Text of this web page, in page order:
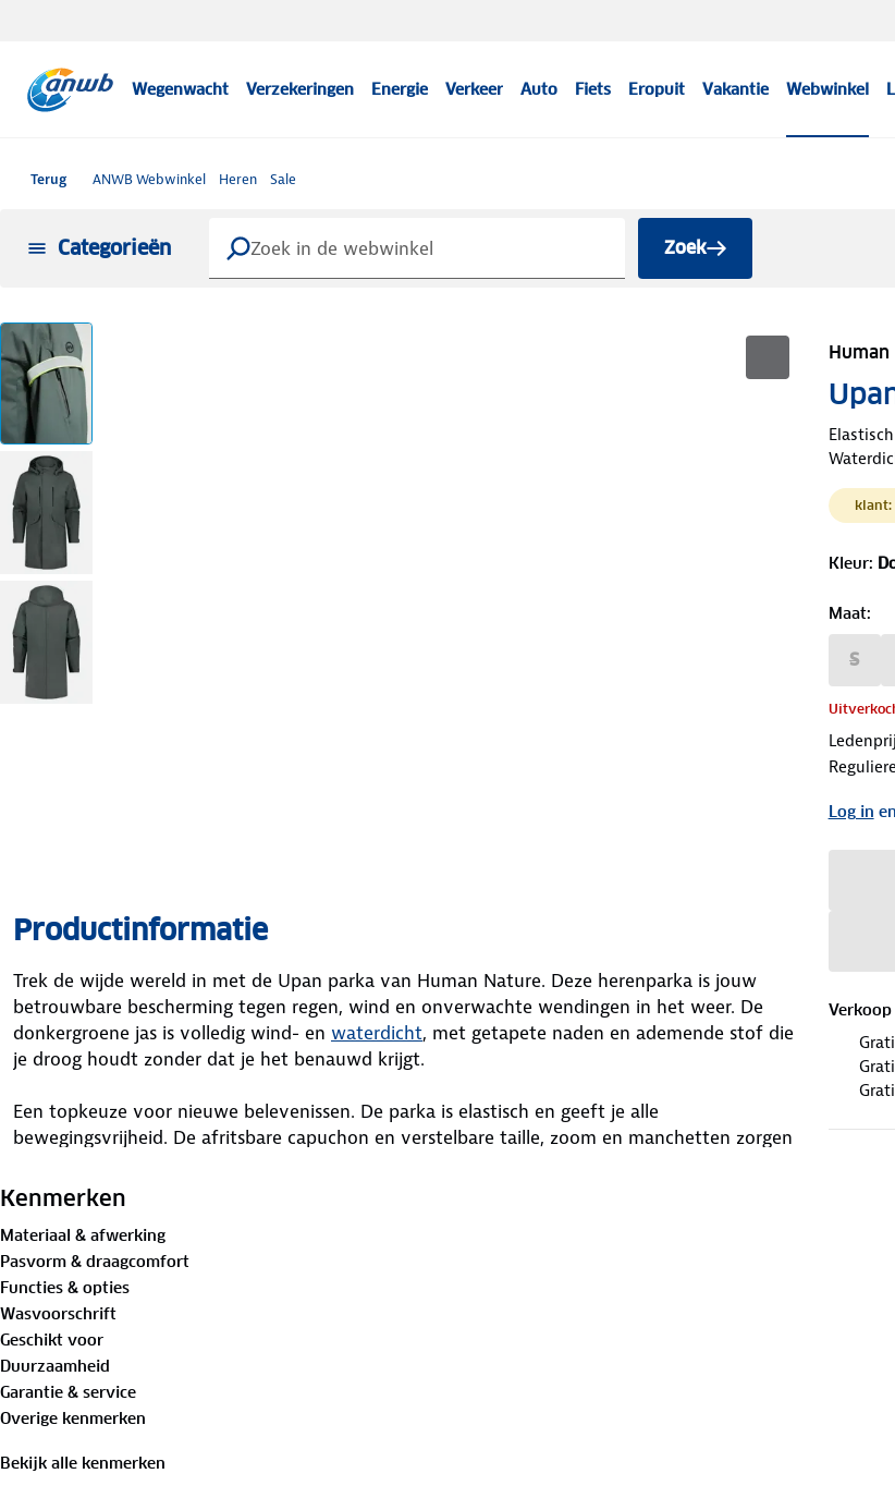
Wegenwacht Verzekeringen Energie Verkeer Auto Fiets Eropuit Vakantie Webwinkel
Terug ANWB Webwinkel Heren Sale
Categorieën Zoek
Elastisch
klant:
Kleur:
Maat:
S
Log in
Productinformatie
Trek de wijde wereld in met de Upan parka van Human Nature. Deze herenparka is jouw
betrouwbare bescherming tegen regen, wind en onverwachte wendingen in het weer. De
donkergroene jas is volledig wind- en waterdicht, met getapete naden en ademende stof die
je droog houdt zonder dat je het benauwd krijgt.
Een topkeuze voor nieuwe belevenissen. De parka is elastisch en geeft je alle
bewegingsvrijheid. De afritsbare capuchon en verstelbare taille, zoom en manchetten zorgen
tijdens intensieve momenten.
Met zeven zakken heb je ruimte genoeg voor al je spullen. In het zakje op de linkermouw
vind je een reflectiearmband. En handig: de jas is opvouwbaar tot een klein pakketje, zodat
hij makkelijk in je tas past als het weer opklaart. De Upan parka doet wat hij belooft, of je nu
door de natuur wandelt of de stad ontdekt. Wat wordt jouw volgende belevenis?
Bewust onderweg met hergebruikt materiaal:
Buitenstof: 100%
Voering 1: 100% gerecycled polyester
Voering 2: 100% gerecycled polyester
Kenmerken
Materiaal & afwerking
Pasvorm & draagcomfort
Functies & opties
Wasvoorschrift
Geschikt voor
Duurzaamheid
Garantie & service
Overige kenmerken
Bekijk alle kenmerken